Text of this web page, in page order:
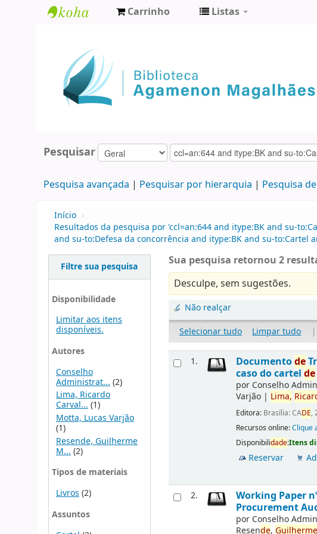
Agamenon
Magalhães
Carrinho Listas
Pesquisar
Pesquisa avançada Pesquisar por hierarquia Pesquisa
Início ›
Resultados da pesquisa por 'ccl=an:644 and itype:BK and su-
and su-to:Defesa da concorrência and itype:BK and su-to:Cartel
Filtre sua pesquisa
Disponibilidade
Limitar aos itens
disponíveis.
Autores
Conselho
Administrat... (2)
Lima, Ricardo
Carval...(1)
Motta, Lucas Varjão
(1)
Resende, Guilherme
M... (2)
Tipos de materiais
Livros (2)
Assuntos
Sua pesquisa retornou 2
Desculpe, sem sugestões.
Não realçar
Selecionar tudo
Limpar tudo |
1. Documentode
caso do cartelde
por Conselho
Varjão | Lima,
Editora: Brasília: CADE,
Recursos online:Clique
Disponibilidade:Itens
Reservar
2. Working Paper
Procurement
por Conselho
Resende,Guilherme